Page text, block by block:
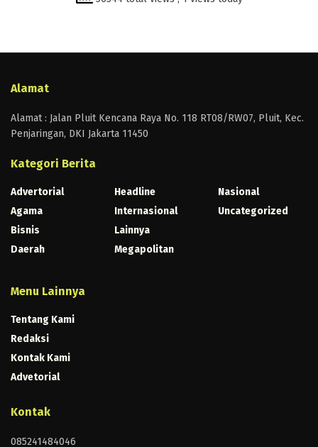
Alamat
Alamat : Jalan Pluit Kencana Raya No. 118 RT08/RW07, Pluit, Kec.
Penjaringan, DKI Jakarta 11450
Kategori Berita
Advertorial
Agama
Bisnis
Daerah
Headline
Internasional
Lainnya
Megapolitan
Nasional
Uncategorized
Menu Lainnya
Tentang Kami
Redaksi
Kontak Kami
Advetorial
Kontak
085241484046